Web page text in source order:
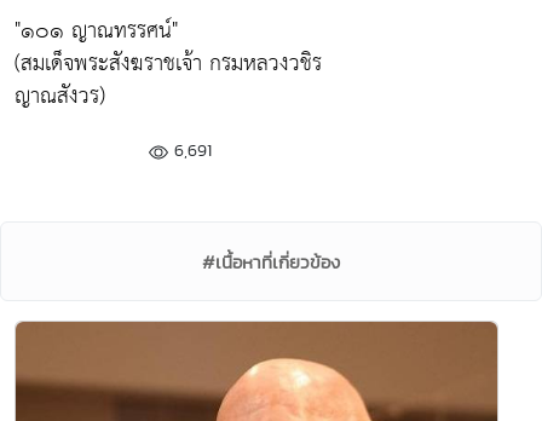
"๑๐๑ ญาณทรรศน์"
(สมเด็จพระสังฆราชเจ้า กรมหลวงวชิร
ญาณสังวร)
6,691
#เนื้อหาที่เกี่ยวข้อง